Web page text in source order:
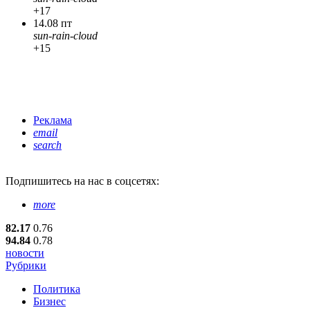
+17
14.08 пт
sun-rain-cloud
+15
Реклама
email
search
Подпишитесь на нас в соцсетях:
more
82.17 0.76
94.84 0.78
новости
Рубрики
Политика
Бизнес